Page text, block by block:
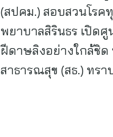
(สปคม.) สอบสวนโรค
พยาบาลสิรินธร เปิด
ฝีดาษลิงอย่างใกล้ชิด
สาธารณสุข (สธ.)